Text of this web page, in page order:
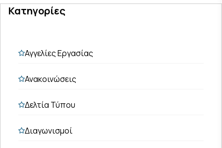
Κατηγορίες
Αγγελίες Εργασίας
Ανακοινώσεις
Δελτία Τύπου
Διαγωνισμοί